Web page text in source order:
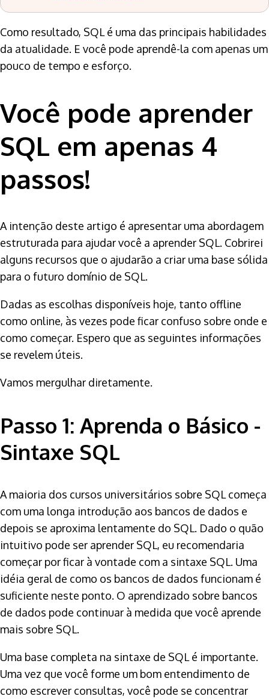
Como resultado, SQL é uma das principais habilidades
da atualidade. E você pode aprendê-la com apenas um
pouco de tempo e esforço.
Você pode aprender
SQL em apenas 4
passos!
A intenção deste artigo é apresentar uma abordagem
estruturada para ajudar você a aprender SQL. Cobrirei
alguns recursos que o ajudarão a criar uma base sólida
para o futuro domínio de SQL.
Dadas as escolhas disponíveis hoje, tanto offline
como online, às vezes pode ficar confuso sobre onde e
como começar. Espero que as seguintes informações
se revelem úteis.
Vamos mergulhar diretamente.
Passo 1: Aprenda o Básico -
Sintaxe SQL
A maioria dos cursos universitários sobre SQL começa
com uma longa introdução aos bancos de dados e
depois se aproxima lentamente do SQL. Dado o quão
intuitivo pode ser aprender SQL, eu recomendaria
começar por ficar à vontade com a sintaxe SQL. Uma
idéia geral de como os bancos de dados funcionam é
suficiente neste ponto. O aprendizado sobre bancos
de dados pode continuar à medida que você aprende
mais sobre SQL.
Uma base completa na sintaxe de SQL é importante.
Uma vez que você forme um bom entendimento de
como escrever consultas, você pode se concentrar